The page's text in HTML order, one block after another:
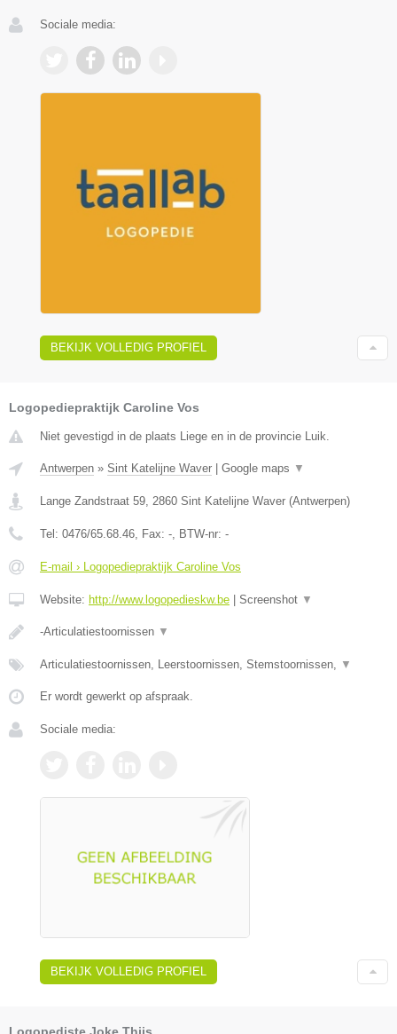
Sociale media:
BEKIJK VOLLEDIG PROFIEL
Logopediepraktijk Caroline Vos
Niet gevestigd in de plaats Liege en in de provincie Luik.
Antwerpen » Sint Katelijne Waver Google maps ▼
Lange Zandstraat 59, 2860 Sint Katelijne Waver (Antwerpen)
Tel: 0476/65.68.46, Fax: -, BTW-nr: -
E-mail › Logopediepraktijk Caroline Vos
Website: http://www.logopedieskw.be Screenshot ▼
-Articulatiestoornissen ▼
Articulatiestoornissen, Leerstoornissen, Stemstoornissen, ▼
Er wordt gewerkt op afspraak.
Sociale media:
BEKIJK VOLLEDIG PROFIEL
Logopediste Joke Thijs